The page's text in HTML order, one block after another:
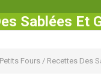
Sablées Et
Petits Fours / Recettes Des